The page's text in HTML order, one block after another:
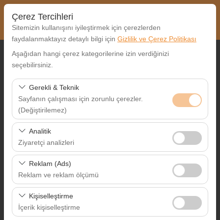
Çerez Tercihleri
Sitemizin kullanışını iyileştirmek için çerezlerden
faydalanmaktayız detaylı bilgi için Gizlilik ve Çerez Politikası
Aşağıdan hangi çerez kategorilerine izin verdiğinizi
seçebilirsiniz.
Gerekli & Teknik
Sayfanın çalışması için zorunlu çerezler.
(Değiştirilemez)
Bu çerezler sitenin doğru şekilde çalışması, güvenlik,
oturum yönetimi ve temel işlevler için gereklidir. Devre
dışı bırakılamaz.
Analitik
Ziyaretçi analizleri
Bu çerezler, sitemizin nasıl kullanıldığını (ziyaretçi sayısı,
en çok ziyaret edilen sayfalar, kullanıcı davranışları)
analiz etmemizi sağlar. Bu veriler, web sitesi
performansını ölçmek ve kullanıcı deneyimini sürekli
iyileştirmek için kullanılır.
Reklam (Ads)
Reklam ve reklam ölçümü
Bu çerezler, size ilgi alanlarınıza uygun kişiselleştirilmiş
reklamlar göstermemize ve reklam kampanyalarımızın
etkinliğini (gösterim sayısı, tıklama oranı) ölçmemize
Kişiselleştirme
İçerik kişiselleştirme
Alış Lokasyonu
Farklı yerde bırakmak istiyorum
Alış Tarih & Saat
Bırakış Tarih & Saat
09:00